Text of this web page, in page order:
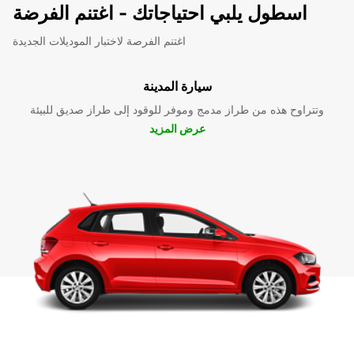
اسطول يلبي احتياجاتك - اغتنم الفرضة
اغتنم الفرصة لاختبار الموديلات الجديدة
سيارة المدينة
وتتراوح هذه من طراز مدمج وموفر للوقود إلى طراز صديق للبيئة
عرض المزيد